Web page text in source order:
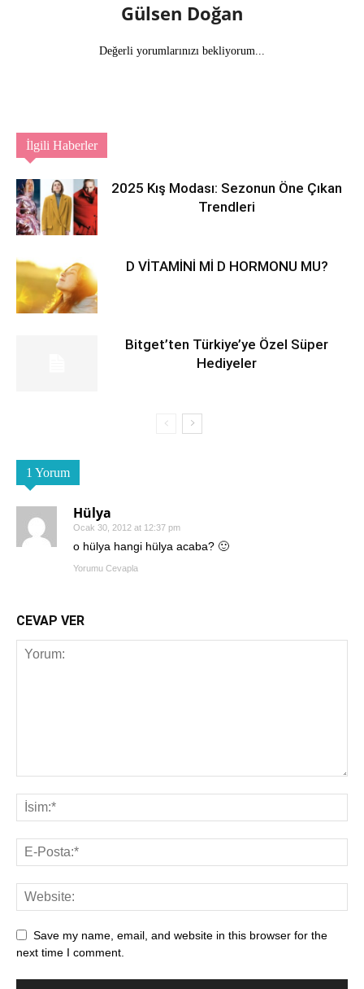
Gülsen Doğan
Değerli yorumlarınızı bekliyorum...
İlgili Haberler
2025 Kış Modası: Sezonun Öne Çıkan
Trendleri
D VİTAMİNİ Mİ D HORMONU MU?
Bitget’ten Türkiye’ye Özel Süper
Hediyeler
1 Yorum
Hülya
Ocak 30, 2012 at 12:37 pm
o hülya hangi hülya acaba? 🙂
Yorumu Cevapla
CEVAP VER
Save my name, email, and website in this browser for the
next time I comment.